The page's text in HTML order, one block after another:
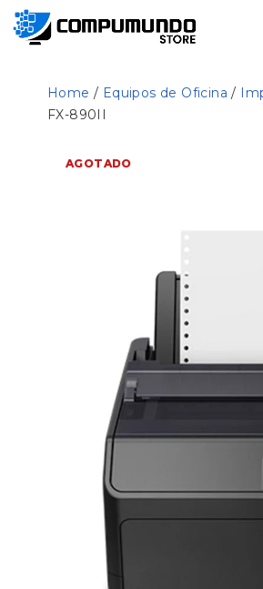
Home / Equipos de Oficina /
FX-890II
AGOTADO